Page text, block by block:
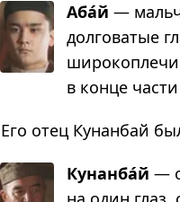
Аба́й —
дол­го­ва­тые
в конце
Его отец Кунанбай
Кунанба́й —